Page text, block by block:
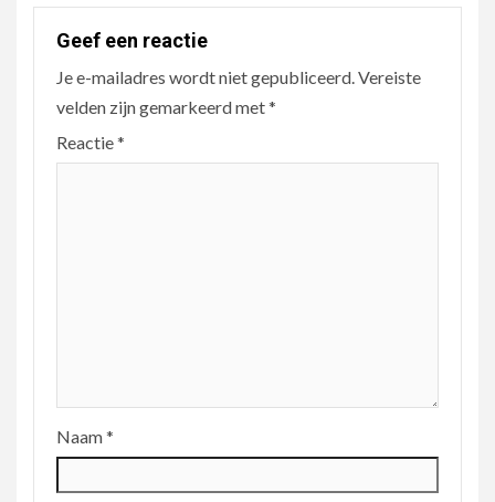
Geef een reactie
Je e-mailadres wordt niet gepubliceerd.Vereiste
velden zijn gemarkeerd met*
Reactie*
Naam*